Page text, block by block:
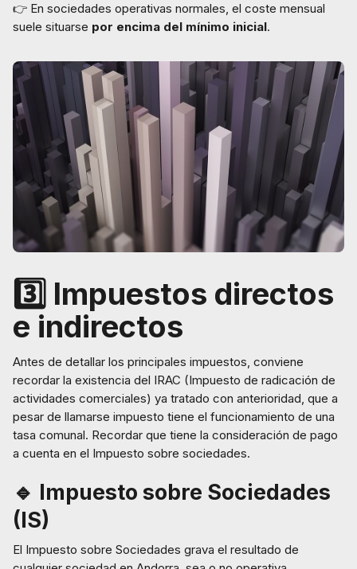
👉 En sociedades operativas normales, el coste mensual
suele situarse por encima del mínimo inicial.
3️⃣ Impuestos directos
e indirectos
Antes de detallar los principales impuestos, conviene
recordar la existencia del IRAC (Impuesto de radicación de
actividades comerciales) ya tratado con anterioridad, que a
pesar de llamarse impuesto tiene el funcionamiento de una
tasa comunal. Recordar que tiene la consideración de pago
a cuenta en el Impuesto sobre sociedades.
🔹 Impuesto sobre Sociedades
(IS)
El Impuesto sobre Sociedades grava el resultado de